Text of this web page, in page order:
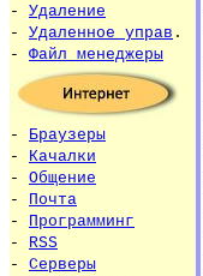
- Удаление
- Удаленное управ .
- Файл менеджеры
- Браузеры
- Качалки
- Общение
- Почта
- Программинг
- RSS
- Серверы